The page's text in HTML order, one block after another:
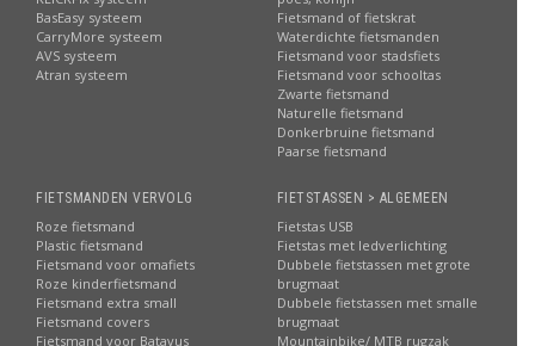
BasEasy systeem
CarryMore systeem
AVS systeem
Atran systeem
Fietsmand of fietskrat
Waterdichte fietsmanden
Fietsmand voor stadsfiets
Fietsmand voor schooltas
Zwarte fietsmand
Naturelle fietsmand
Donkerbruine fietsmand
Paarse fietsmand
FIETSMANDEN VERVOLG
Roze fietsmand
Plastic fietsmand
Fietsmand voor omafiets
Roze kinderfietsmand
Fietsmand extra small
Fietsmand covers
Fietsmand voor Batavus
FIETSTASSEN > ALGEMEEN
Fietstas USB
Fietstas met ledverlichting
Dubbele fietstassen met grote
brugmaat
Dubbele fietstassen met smalle
brugmaat
Mountainbike/ MTB rugzak